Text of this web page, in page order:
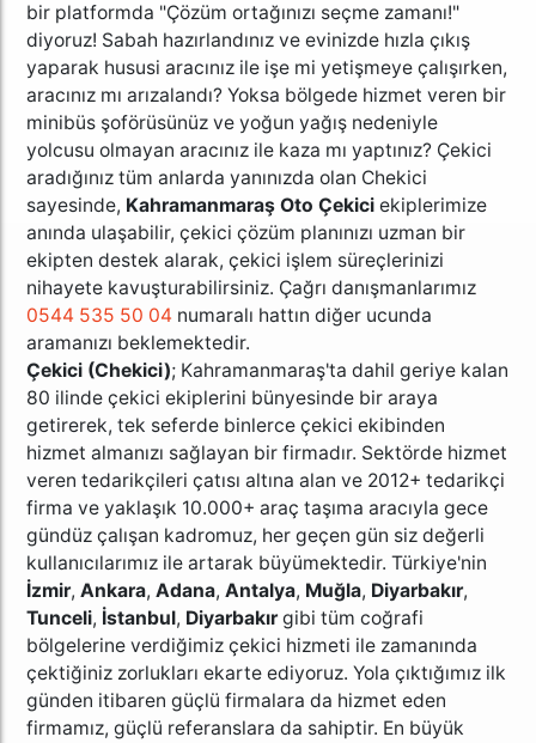
bir platformda "Çözüm ortağınızı seçme zamanı!"
diyoruz! Sabah hazırlandınız ve evinizde hızla çıkış
yaparak hususi aracınız ile işe mi yetişmeye çalışırken,
aracınız mı arızalandı? Yoksa bölgede hizmet veren bir
minibüs şoförüsünüz ve yoğun yağış nedeniyle
yolcusu olmayan aracınız ile kaza mı yaptınız? Çekici
aradığınız tüm anlarda yanınızda olan Chekici
sayesinde, Kahramanmaraş Oto Çekici ekiplerimize
anında ulaşabilir, çekici çözüm planınızı uzman bir
ekipten destek alarak, çekici işlem süreçlerinizi
nihayete kavuşturabilirsiniz. Çağrı danışmanlarımız
0544 535 50 04 numaralı hattın diğer ucunda
aramanızı beklemektedir.
Çekici (Chekici); Kahramanmaraş'ta dahil geriye kalan
80 ilinde çekici ekiplerini bünyesinde bir araya
getirerek, tek seferde binlerce çekici ekibinden
hizmet almanızı sağlayan bir firmadır. Sektörde hizmet
veren tedarikçileri çatısı altına alan ve 2012+ tedarikçi
firma ve yaklaşık 10.000+ araç taşıma aracıyla gece
gündüz çalışan kadromuz, her geçen gün siz değerli
kullanıcılarımız ile artarak büyümektedir. Türkiye'nin
İzmir,Ankara,Adana,Antalya, Muğla, Diyarbakır,
Tunceli, İstanbul, Diyarbakırgibi tüm coğrafi
bölgelerine verdiğimiz çekici hizmeti ile zamanında
çektiğiniz zorlukları ekarte ediyoruz. Yola çıktığımız ilk
günden itibaren güçlü firmalara da hizmet eden
firmamız, güçlü referanslara da sahiptir. En büyük